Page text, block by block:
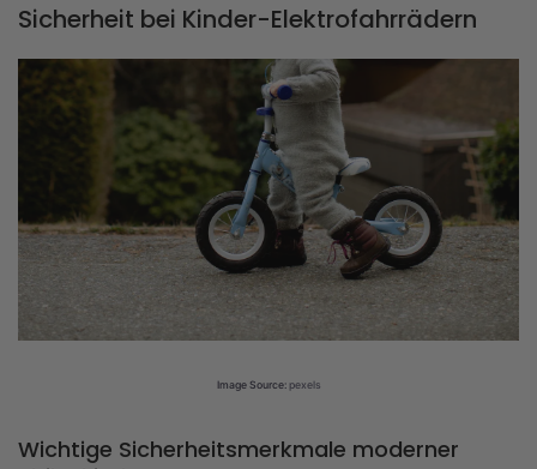
Sicherheit bei Kinder-Elektrofahrrädern
Image Source: pexels
Wichtige Sicherheitsmerkmale moderner